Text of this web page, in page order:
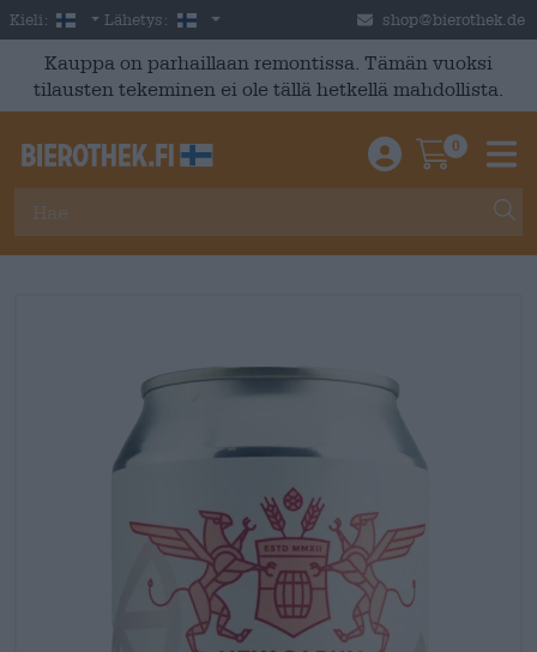
Skip to main content
Kieli: Finnish
Lähetys: Suomi shop@bierothek.de
Kauppa on parhaillaan remontissa. Tämän vuoksi
tilausten tekeminen ei ole tällä hetkellä mahdollista.
Einloggen /
0